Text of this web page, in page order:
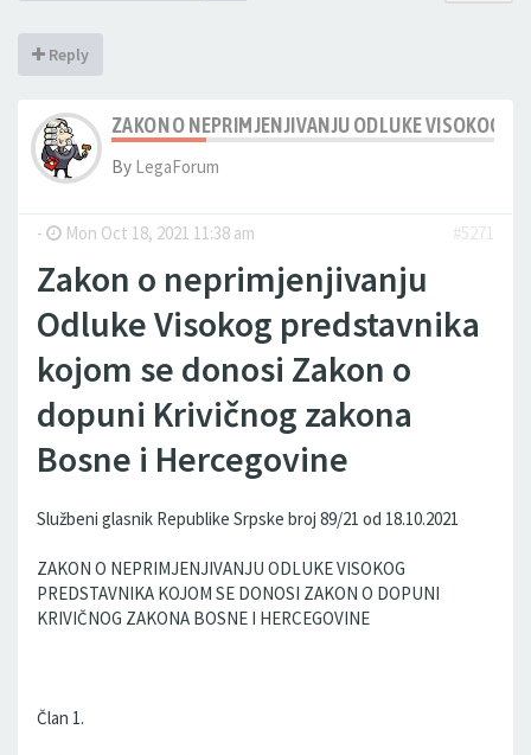
Reply
ZAKON O NEPRIMJENJIVANJU ODLUKE VISOKOG
By LegaForum
- Mon Oct 18, 2021 11:38 am #5271
Zakon o neprimjenjivanju
Odluke Visokog predstavnika
kojom se donosi Zakon o
dopuni Krivičnog zakona
Bosne i Hercegovine
Službeni glasnik Republike Srpske broj 89/21 od 18.10.2021
ZAKON O NEPRIMJENJIVANJU ODLUKE VISOKOG
PREDSTAVNIKA KOJOM SE DONOSI ZAKON O DOPUNI
KRIVIČNOG ZAKONA BOSNE I HERCEGOVINE
Član 1.